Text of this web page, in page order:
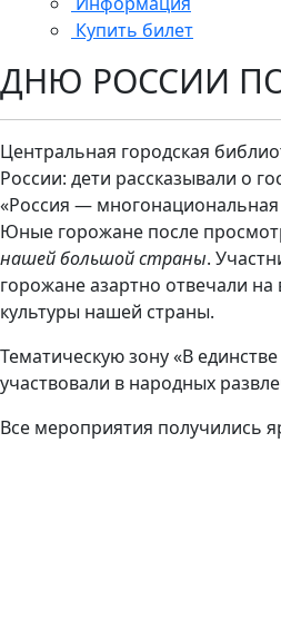
Купить билет
ДНЮ РОССИИ
Центральная городская
России: дети рассказывали о
«Россия —
Юные горожане после
нашей большой страны.
горожане азартно отвечали
культуры нашей страны.
Тематическую зону «В
участвовали в народных
Все мероприятия получились